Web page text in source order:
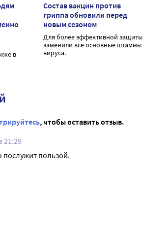
в
Состав вакцин против
гриппа обновили перед
новым сезоном
Для более эффективной защиты
заменили все основные штаммы
вируса.
, чтобы оставить отзыв.
21:29
послужит пользой.